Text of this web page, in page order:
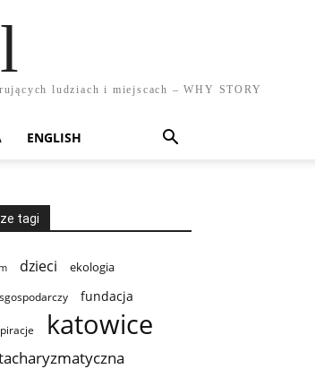
ludziach i miejscach – WHY STORY
ENGLISH
tagi
dzieci ekologia
fundacja
katowice